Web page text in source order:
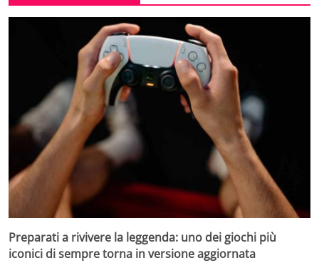
Preparati a rivivere la leggenda: uno dei giochi più
iconici di sempre torna in versione aggiornata